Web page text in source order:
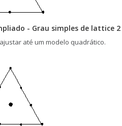
- Grau simples de lattice 2
até um modelo quadrático.